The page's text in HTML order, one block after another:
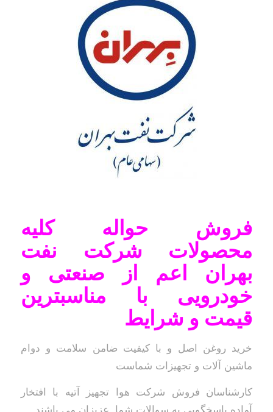
فروش حواله کلیه
محصولات شرکت نفت
بهران اعم از صنعتی و
خودرویی با مناسبترین
قیمت و شرایط
خرید روغن اصل و با کیفیت ضامن سلامت و دوام
ماشین آلات و تجهیزات شماست
کارشناسان فروش شرکت هوا تجهیز آتیه با افتخار
آماده پاسخگویی به سوالات شما عزیزان می باشند .